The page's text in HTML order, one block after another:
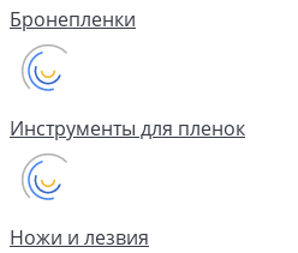
Бронепленки
Инструменты для пленок
Ножи и лезвия